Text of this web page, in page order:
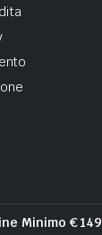
Minimo € 149